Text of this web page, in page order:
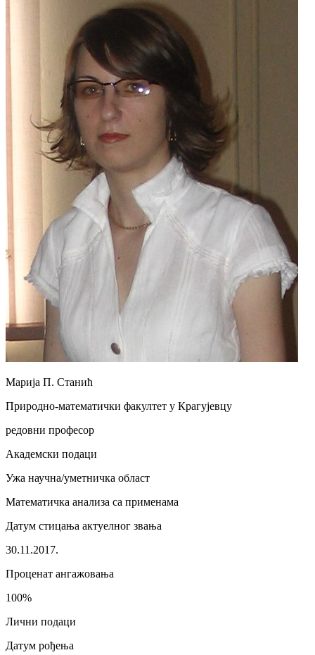
Марија П. Станић
Природно-математички факултет у Крагујевцу
редовни професор
Академски подаци
Ужа научна/уметничка област
Математичка анализа са применама
Датум стицања актуелног звања
30.11.2017.
Проценат ангажовања
100%
Лични подаци
Датум рођења